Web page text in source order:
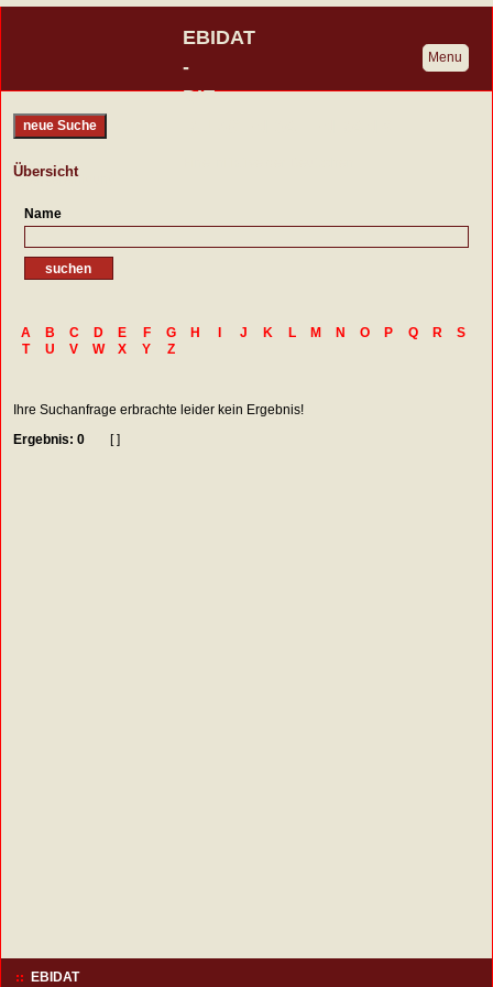
EBIDAT
-
DIE
Burgenvereinigung
Menu
neue Suche
Übersicht
Name
A B C D E F G H J K L M N O P Q R
S
T
U V W X Y Z
Ihre Suchanfrage erbrachte leider kein Ergebnis!
Ergebnis: 0
[ ]
EBIDAT